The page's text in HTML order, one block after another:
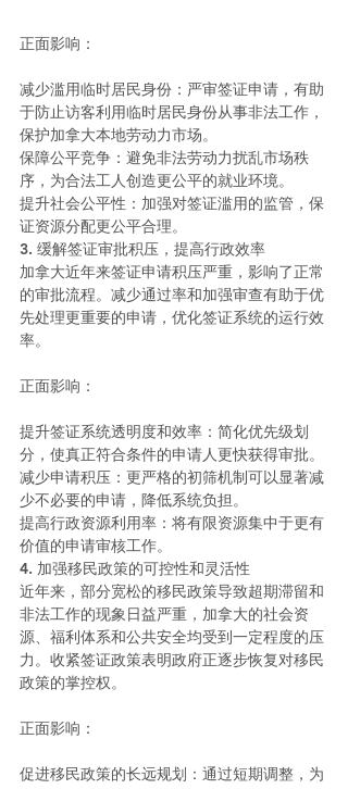
正面影响：
减少滥用临时居民身份：严审签证申请，有助
于防止访客利用临时居民身份从事非法工作，
保护加拿大本地劳动力市场。
保障公平竞争：避免非法劳动力扰乱市场秩
序，为合法工人创造更公平的就业环境。
提升社会公平性：加强对签证滥用的监管，保
证资源分配更公平合理。
3. 缓解签证审批积压，提高行政效率
加拿大近年来签证申请积压严重，影响了正常
的审批流程。减少通过率和加强审查有助于优
先处理更重要的申请，优化签证系统的运行效
率。
正面影响：
提升签证系统透明度和效率：简化优先级划
分，使真正符合条件的申请人更快获得审批。
减少申请积压：更严格的初筛机制可以显著减
少不必要的申请，降低系统负担。
提高行政资源利用率：将有限资源集中于更有
价值的申请审核工作。
4. 加强移民政策的可控性和灵活性
近年来，部分宽松的移民政策导致超期滞留和
非法工作的现象日益严重，加拿大的社会资
源、福利体系和公共安全均受到一定程度的压
力。收紧签证政策表明政府正逐步恢复对移民
政策的掌控权。
正面影响：
促进移民政策的长远规划：通过短期调整，为